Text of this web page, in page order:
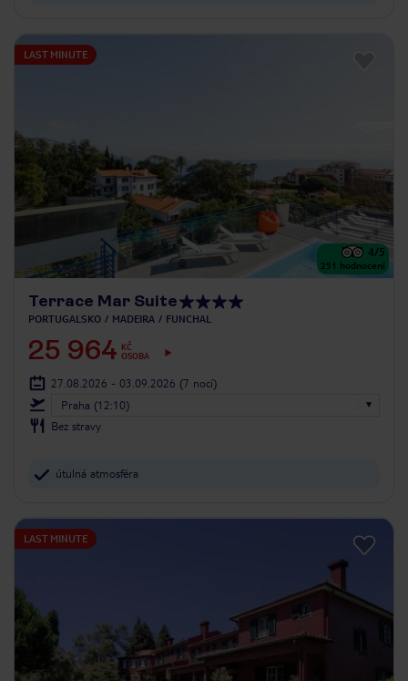
LAST MINUTE
4/5
251 hodnocení
Terrace Mar Suite
PORTUGALSKO MADEIRA FUNCHAL
25 964 KČ
OSOBA
27.08.2026 - 03.09.2026 (7 nocí)
Praha (12:10)
Bez stravy
útulná atmosféra
LAST MINUTE